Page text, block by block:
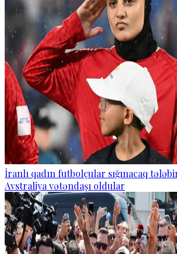
İranlı qadın futbolçular sığınacaq
Avstraliya vətəndaşı oldular